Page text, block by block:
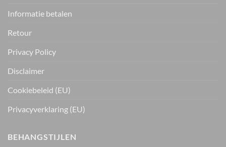
Informatie betalen
Retour
Privacy Policy
Disclaimer
Cookiebeleid (EU)
Privacyverklaring (EU)
BEHANGSTIJLEN